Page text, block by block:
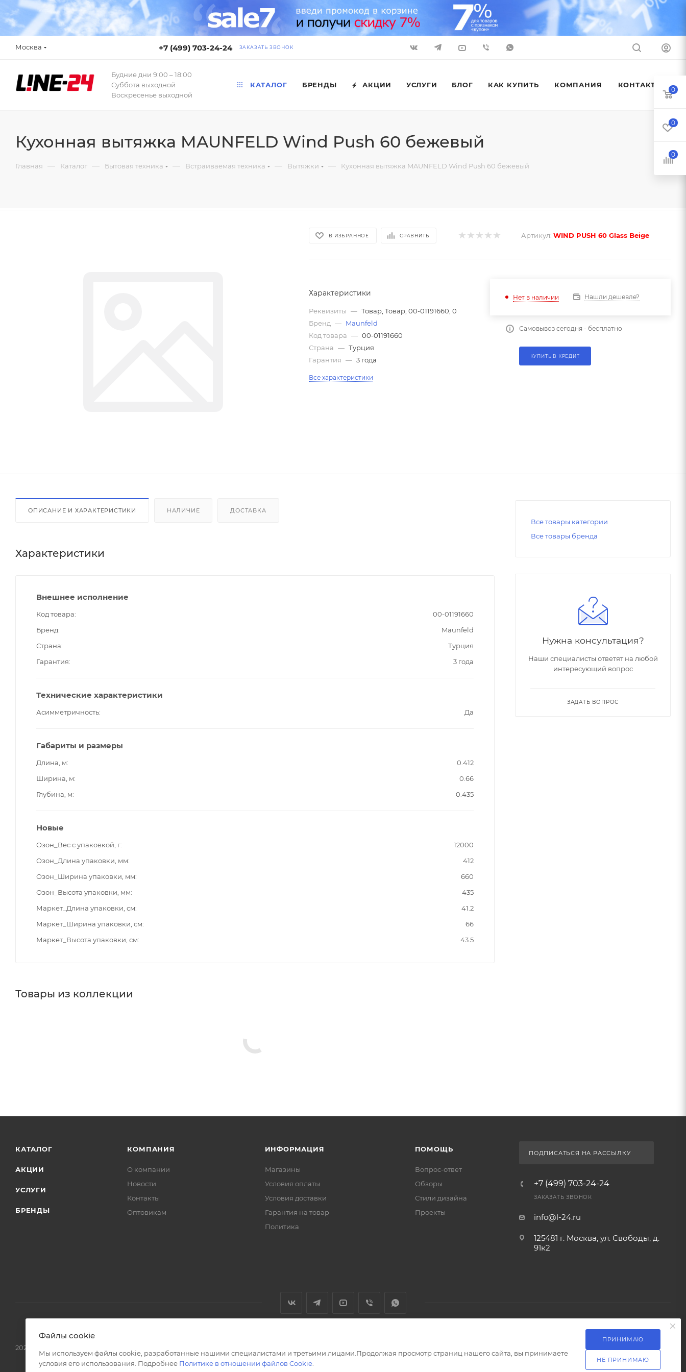
Москва +7 (499) 703-24-24 ЗАКАЗАТЬ ЗВОНОК
Будние дни 9:00 – 18:00
Суббота выходной
Воскресенье выходной
КАТАЛОГ БРЕНДЫ АКЦИИ УСЛУГИ БЛОГ КАК КУПИТЬ КОМПАНИЯ КОНТАКТЫ
Кухонная вытяжка MAUNFELD Wind Push 60 бежевый
Главная — Каталог — Бытовая техника — Встраиваемая техника — Вытяжки — Кухонная вытяжка MAUNFELD Wind Push 60 бежевый
В ИЗБРАННОЕ СРАВНИТЬ Артикул: WIND PUSH 60 Glass Beige
Характеристики
Реквизиты — Товар, Товар, 00-01191660, 0
Бренд — Maunfeld
Код товара — 00-01191660
Страна — Турция
Гарантия — 3 года
Все характеристики
Нет в наличии Нашли дешевле?
Самовывоз сегодня - бесплатно
КУПИТЬ В КРЕДИТ
ОПИСАНИЕ И ХАРАКТЕРИСТИКИ НАЛИЧИЕ ДОСТАВКА
Характеристики
Внешнее исполнение
Код товара
00-01191660
Бренд
Maunfeld
Страна
Турция
Гарантия
3 года
Технические характеристики
Асимметричность Да
Габариты и размеры
Длина, м
0.412
Ширина, м
0.66
Глубина, м
0.435
Новые
Озон_Вес с упаковкой, г
12000
Озон_Длина упаковки, мм
412
Озон_Ширина упаковки, мм
660
Озон_Высота упаковки, мм
435
Маркет_Длина упаковки, см
41.2
Маркет_Ширина упаковки, см
66
Маркет_Высота упаковки, см
43.5
Товары из коллекции
Все товары категории
Все товары бренда
Нужна консультация?
Наши специалисты ответят на любой
интересующий вопрос
ЗАДАТЬ ВОПРОС
КАТАЛОГ
АКЦИИ
УСЛУГИ
БРЕНДЫ
КОМПАНИЯ
О компании
Новости
Контакты
Оптовикам
ИНФОРМАЦИЯ
Магазины
Условия оплаты
Условия доставки
Гарантия на товар
Политика
ПОМОЩЬ
Вопрос-ответ
Обзоры
Стили дизайна
Проекты
ПОДПИСАТЬСЯ НА РАССЫЛКУ
+7 (499) 703-24-24
ЗАКАЗАТЬ ЗВОНОК
info@l-24.ru
125481 г. Москва, ул. Свободы, д.
91к2
2026 © Интернет магазин сантехники в Москве l-24.ru Разработка сайта
0
0
0
Файлы cookie
Мы используем файлы cookie, разработанные нашими специалистами и третьими лицами.Продолжая просмотр страниц нашего сайта, вы принимаете
условия его использования. Подробнее Политике в отношении файлов Cookie
ПРИНИМАЮ
НЕ ПРИНИМАЮ